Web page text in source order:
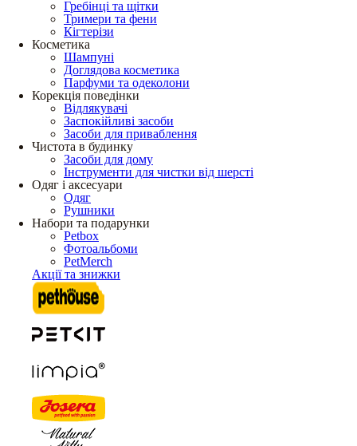
Гребінці та щітки
Тримери та фени
Кігтерізи
Косметика
Шампуні
Доглядова косметика
Парфуми та одеколони
Корекція поведінки
Відлякувачі
Заспокійливі засоби
Засоби для приваблення
Чистота в будинку
Засоби для дому
Інструменти для чистки від шерсті
Одяг і аксесуари
Одяг
Рушники
Набори та подарунки
Petbox
Фотоальбоми
PetMerch
Акції та знижки